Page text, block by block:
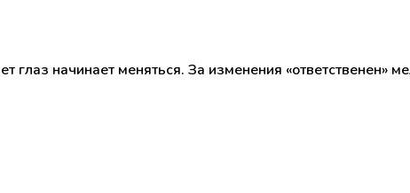
начинает меняться. За изменения «ответственен»